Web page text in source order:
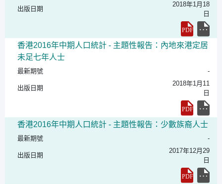
出版日期
2018年1月18
日
香港2016年中期人口統計 - 主題性報告：內地來港定居
未足七年人士
最新期號 -
出版日期
2018年1月11
日
香港2016年中期人口統計 - 主題性報告：少數族裔人士
最新期號 -
出版日期
2017年12月29
日